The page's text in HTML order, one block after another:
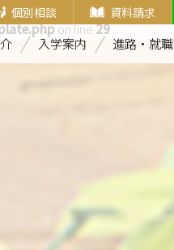
on line29
入学案内 進路・就職
個別相談 資料請求